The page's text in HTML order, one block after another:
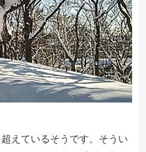
えているそうです。そうい